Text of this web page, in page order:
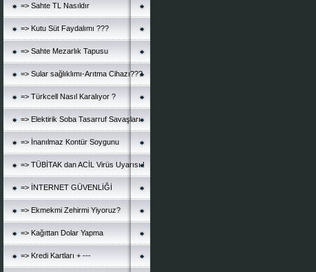
=> Sahte TL Nasıldır
=> Kutu Süt Faydalımı ???
=> Sahte Mezarlık Tapusu
=> Sular sağlıklımı-Arıtma Cihazı???
=> Türkcell Nasıl Karalıyor ?
=> Elektirik Soba Tasarruf Savaşları
=> İnanılmaz Kontür Soygunu
=> TÜBİTAK dan ACİL Virüs Uyarısı !
=> İNTERNET GÜVENLİĞİ
=> Ekmekmi Zehirmi Yiyoruz?
=> Kağıttan Dolar Yapma
=> Kredi Kartları + ---